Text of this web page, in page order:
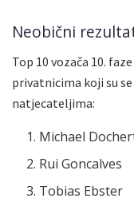
Neobični
Top 10 vozača 10.
privatnicima koji su
natjecateljima:
Michael
Rui Goncalves
Tobias Ebster